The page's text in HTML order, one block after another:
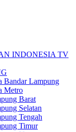
INDONESIA TV
Bandar Lampung
Metro
Barat
Selatan
Tengah
Timur